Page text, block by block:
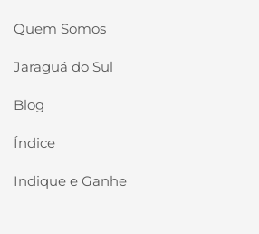
Quem Somos
Jaraguá do Sul
Blog
Índice
Indique e Ganhe